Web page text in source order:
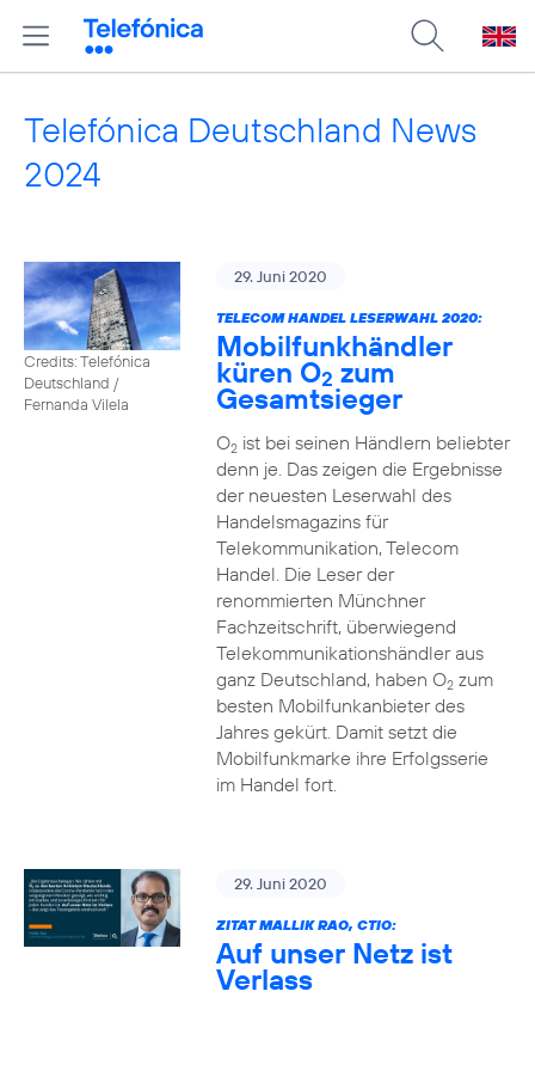
Telefónica Deutschland News
2024
Credits: Telefónica
Deutschland /
Fernanda Vilela
29. Juni 2020
TELECOM HANDEL LESERWAHL 2020:
Mobilfunkhändler
küren O2 zum
Gesamtsieger
O2ist bei seinen Händlern beliebter
denn je. Das zeigen die Ergebnisse
der neuesten Leserwahl des
Handelsmagazins für
Telekommunikation, Telecom
Handel. Die Leser der
renommierten Münchner
Fachzeitschrift, überwiegend
Telekommunikationshändler aus
ganz Deutschland, haben O2zum
besten Mobilfunkanbieter des
Jahres gekürt. Damit setzt die
Mobilfunkmarke ihre Erfolgsserie
im Handel fort.
29. Juni 2020
ZITAT MALLIK RAO, CTIO:
Auf unser Netz ist
Verlass